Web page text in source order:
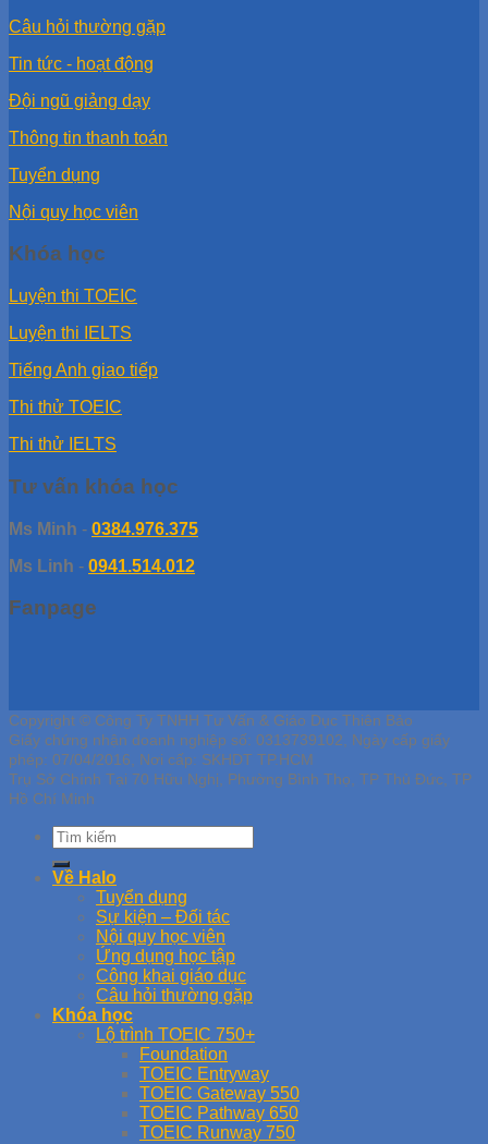
Câu hỏi thường gặp
Tin tức - hoạt động
Đội ngũ giảng dạy
Thông tin thanh toán
Tuyển dụng
Nội quy học viên
Khóa học
Luyện thi TOEIC
Luyện thi IELTS
Tiếng Anh giao tiếp
Thi thử TOEIC
Thi thử IELTS
Tư vấn khóa học
Ms Minh - 0384.976.375
Ms Linh - 0941.514.012
Fanpage
Copyright © Công Ty TNHH Tư Vấn & Giáo Dục Thiên Bảo
Giấy chứng nhận doanh nghiệp số: 0313739102, Ngày cấp giấy
phép: 07/04/2016, Nơi cấp: SKHDT TP.HCM
Trụ Sở Chính Tại 70 Hữu Nghị, Phường Bình Thọ, TP Thủ Đức, TP
Hồ Chí Minh
Về Halo
Tuyển dụng
Sự kiện – Đối tác
Nội quy học viên
Ứng dụng học tập
Công khai giáo dục
Câu hỏi thường gặp
Khóa học
Lộ trình TOEIC 750+
Foundation
TOEIC Entryway
TOEIC Gateway 550
TOEIC Pathway 650
TOEIC Runway 750